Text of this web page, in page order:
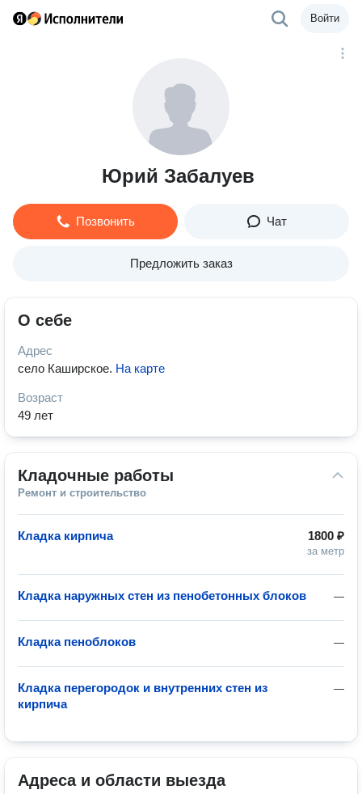
Войти
Юрий Забалуев
Позвонить Чат
Предложить заказ
О себе
Адрес
село Каширское. На карте
Возраст
49 лет
Кладочные работы
Ремонт и строительство
1800 ₽
за метр
Кладка кирпича
—
Кладка наружных стен из пенобетонных блоков
—
Кладка пеноблоков
—
Кладка перегородок и внутренних стен из
кирпича
Адреса и области выезда